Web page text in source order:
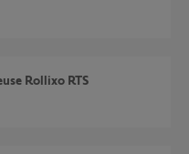
Rollixo RTS